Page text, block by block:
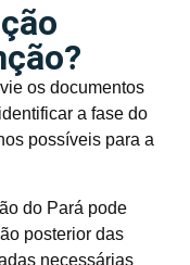
os documentos
a fase do
possíveis para a
do Pará pode
posterior das
necessárias